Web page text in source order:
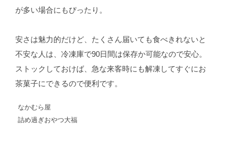
が多い場合にもぴったり。
安さは魅力的だけど、たくさん届いても食べきれないと
不安な人は、冷凍庫で90日間は保存か可能なので安心。
ストックしておけば、急な来客時にも解凍してすぐにお
茶菓子にできるので便利です。
なかむら屋
詰め過ぎおやつ大福